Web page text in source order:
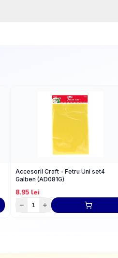
Accesorii Craft - Fetru Uni set4
Galben (AD081G)
8.95 lei